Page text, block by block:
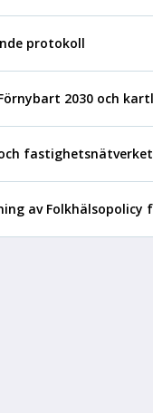
protokoll
2030 och
av Folkhälsopolicy